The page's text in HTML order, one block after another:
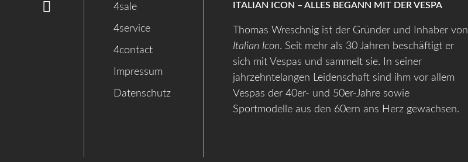
4sale
4service
4contact
Impressum
Datenschutz
ITALIAN ICON – ALLES BEGANN MIT DER VESPA
Thomas Wreschnig ist der Gründer und Inhaber von
Italian Icon. Seit mehr als 30 Jahren beschäftigt er
sich mit Vespas und sammelt sie. In seiner
jahrzehntelangen Leidenschaft sind ihm vor allem
Vespas der 40er- und 50er-Jahre sowie
Sportmodelle aus den 60ern ans Herz gewachsen.